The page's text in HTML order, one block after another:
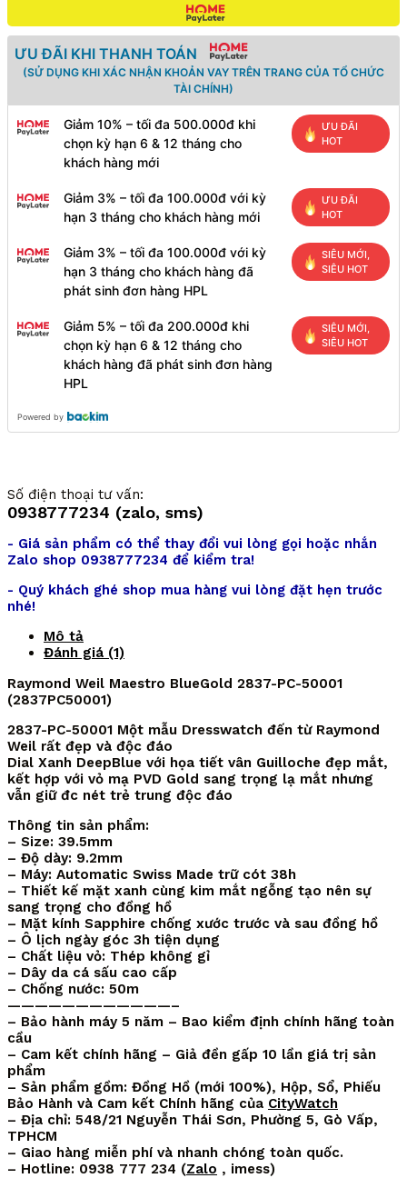
ƯU ĐÃI KHI THANH TOÁN
(SỬ DỤNG KHI XÁC NHẬN KHOẢN VAY TRÊN TRANG CỦA TỔ CHỨC
TÀI CHÍNH)
Giảm 10% – tối đa 500.000đ khi
chọn kỳ hạn 6 & 12 tháng cho
khách hàng mới
ƯU ĐÃI
HOT
Giảm 3% – tối đa 100.000đ với kỳ
hạn 3 tháng cho khách hàng mới
ƯU ĐÃI
HOT
Giảm 3% – tối đa 100.000đ với kỳ
hạn 3 tháng cho khách hàng đã
phát sinh đơn hàng HPL
SIÊU MỚI,
SIÊU HOT
Giảm 5% – tối đa 200.000đ khi
chọn kỳ hạn 6 & 12 tháng cho
khách hàng đã phát sinh đơn hàng
HPL
SIÊU MỚI,
SIÊU HOT
Powered by
Số điện thoại tư vấn:
0938777234 (zalo, sms)
- Giá sản phẩm có thể thay đổi vui lòng gọi hoặc nhắn
Zalo shop 0938777234 để kiểm tra!
- Quý khách ghé shop mua hàng vui lòng đặt hẹn trước
nhé!
Mô tả
Đánh giá (1)
Raymond Weil Maestro BlueGold 2837-PC-50001
(2837PC50001)
2837-PC-50001 Một mẫu Dresswatch đến từ Raymond
Weil rất đẹp và độc đáo
Dial Xanh DeepBlue với họa tiết vân Guilloche đẹp mắt,
kết hợp với vỏ mạ PVD Gold sang trọng lạ mắt nhưng
vẫn giữ đc nét trẻ trung độc đáo
Thông tin sản phẩm:
– Size: 39.5mm
– Độ dày: 9.2mm
– Máy: Automatic Swiss Made trữ cót 38h
– Thiết kế mặt xanh cùng kim mắt ngỗng tạo nên sự
sang trọng cho đồng hồ
– Mặt kính Sapphire chống xước trước và sau đồng hồ
– Ô lịch ngày góc 3h tiện dụng
– Chất liệu vỏ: Thép không gỉ
– Dây da cá sấu cao cấp
– Chống nước: 50m
————————————–
– Bảo hành máy 5 năm – Bao kiểm định chính hãng toàn
cầu
– Cam kết chính hãng – Giả đền gấp 10 lần giá trị sản
phẩm
– Sản phẩm gồm: Đồng Hồ (mới 100%), Hộp, Sổ, Phiếu
Bảo Hành và Cam kết Chính hãng của CityWatch
– Địa chỉ: 548/21 Nguyễn Thái Sơn, Phường 5, Gò Vấp,
TPHCM
– Giao hàng miễn phí và nhanh chóng toàn quốc.
– Hotline: 0938 777 234 (Zalo , imess)